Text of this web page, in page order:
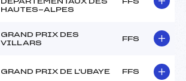
HAUTES-ALPES
GRAND PRIX DES
VILLARS
FFS
GRAND PRIX DE L'UBAYE FFS